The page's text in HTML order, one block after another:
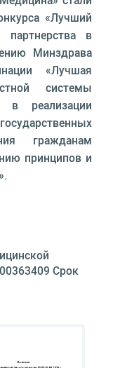
«Лучший
партнерства в
Минздрава
«Лучшая
системы
в реализации
гражданам
принципов и
Срок